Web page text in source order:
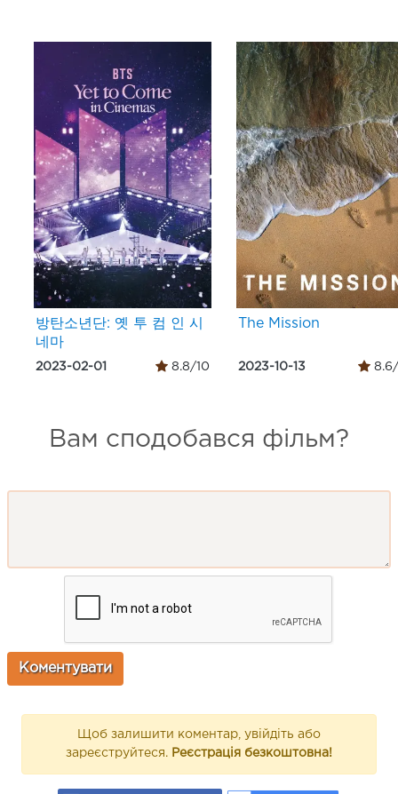
방탄소년단: 옛 투 컴 인 시
네마
2023-02-01 8.8/10
The Mission
2023-10-13 8.6/
Вам сподобався фільм?
Щоб залишити коментар, увійдіть або
зареєструйтеся. Реєстрація безкоштовна!